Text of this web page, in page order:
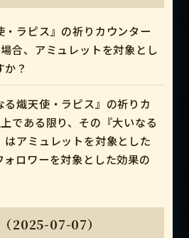
・ラピス』の祈りカウンター
合、アミュレットを対象とし
？
る熾天使・ラピス』の祈りカ
である限り、その『大いなる
はアミュレットを対象とした
ロワーを対象とした効果の
2025-07-07）